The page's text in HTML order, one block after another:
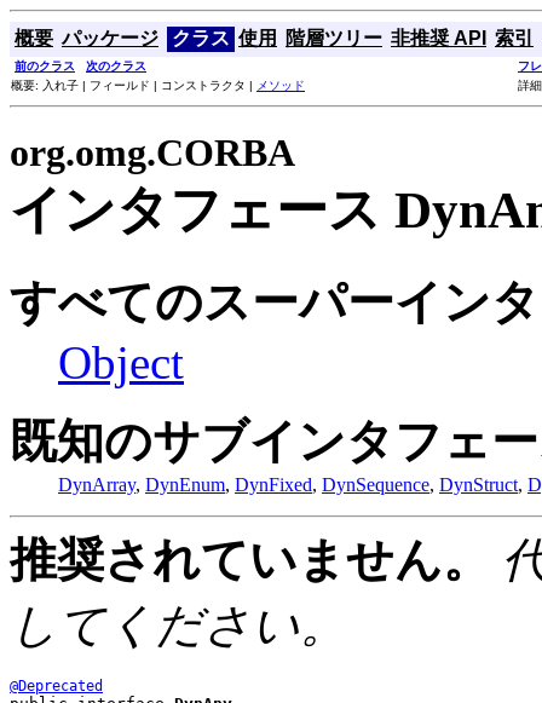
概要 パッケージ クラス 使用 階層ツリー 非推奨 API 索引
前のクラス 次のクラス
フ
概要: 入れ子 | フィールド | コンストラクタ |
メソッド 詳
org.omg.CORBA
インタフェース
すべてのスーパーイン
Object
既知のサブインタフェ
DynArray, DynEnum, DynFixed, DynSequence, DynStruct,
推奨されていません。
してください。
@Deprecated